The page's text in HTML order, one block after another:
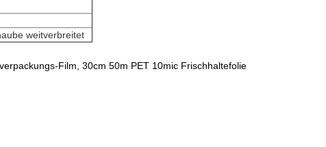
weitverbreitet
Film, 30cm 50m PET 10mic Frischhaltefolie